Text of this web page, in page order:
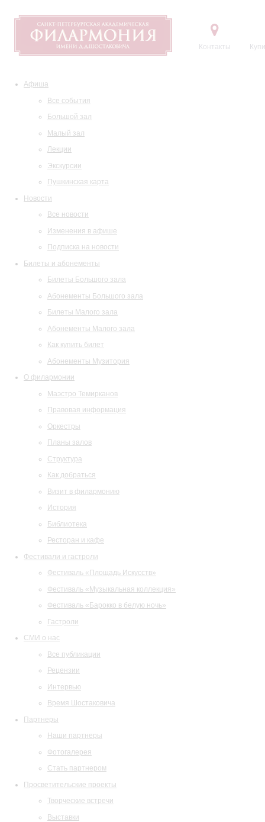
Контакты
Афиша
Все события
Большой зал
Малый зал
Лекции
Экскурсии
Пушкинская карта
Новости
Все новости
Изменения в афише
Подписка на новости
Билеты и абонементы
Билеты Большого зала
Абонементы Большого зала
Билеты Малого зала
Абонементы Малого зала
Как купить билет
Абонементы Музитория
О филармонии
Маэстро Темирканов
Правовая информация
Оркестры
Планы залов
Структура
Как добраться
Визит в филармонию
История
Библиотека
Ресторан и кафе
Фестивали и гастроли
Фестиваль «Площадь Искусств»
Фестиваль «Музыкальная коллекция»
Фестиваль «Барокко в белую ночь»
Гастроли
СМИ о нас
Все публикации
Рецензии
Интервью
Время Шостаковича
Партнеры
Наши партнеры
Фотогалерея
Стать партнером
Просветительские проекты
Творческие встречи
Выставки